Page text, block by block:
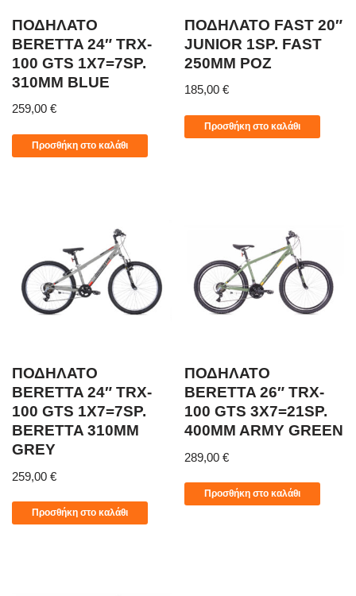
ΠΟΔΗΛΑΤΟ
BERETTA 24″ TRX-
100 GTS 1X7=7SP.
310MM BLUE
259,00 €
Προσθήκη στο καλάθι
ΠΟΔΗΛΑΤΟ FAST 20″
JUNIOR 1SP. FAST
250MM ΡΟΖ
185,00€
Προσθήκη στο καλάθι
ΠΟΔΗΛΑΤΟ
BERETTA 24″ TRX-
100 GTS 1X7=7SP.
BERETTA 310MM
GREY
259,00 €
Προσθήκη στο καλάθι
ΠΟΔΗΛΑΤΟ
BERETTA 26″ TRX-
100 GTS 3X7=21SP.
400MM ARMY GREEN
289,00€
Προσθήκη στο καλάθι